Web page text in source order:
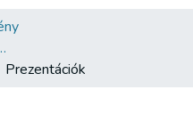
és Médiatár
Prezentációk